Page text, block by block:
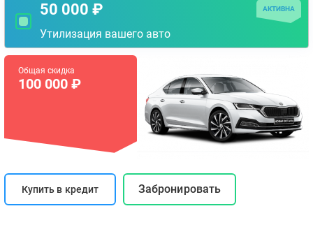
50 000 ₽
Утилизация вашего авто
АКТИВНА
Общая скидка
100 000 ₽
Купить в кредит Забронировать